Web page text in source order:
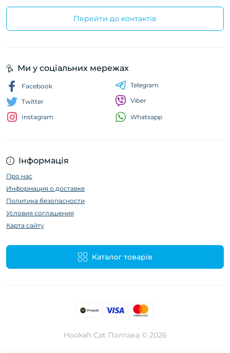
Перейти до контактів
Інформація
Про нас
Информация о доставке
Политика безопасности
Условия соглашения
Карта сайту
Каталог товарів
Ми у соціальних мережах
Facebook
Twitter
Instagram
Telegram
Viber
Whatsapp
Hookah Cat Полтава © 2026